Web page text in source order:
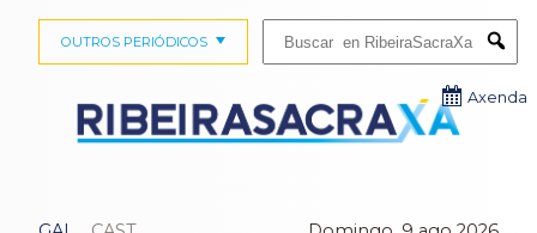
OUTROS PERIÓDICOS
Axenda